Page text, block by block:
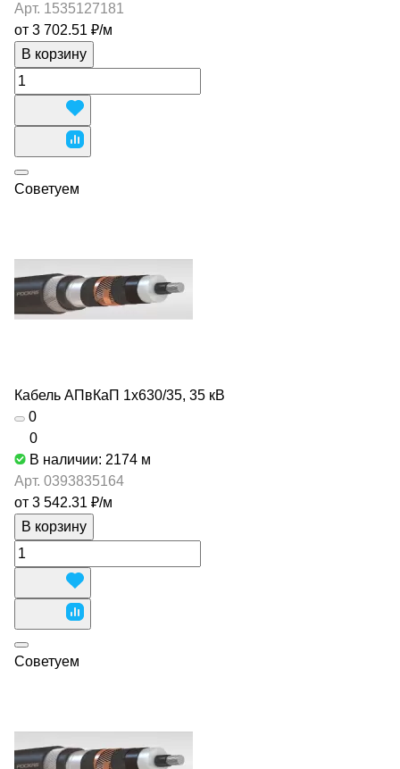
Арт. 1535127181
от 3 702.51 ₽/м
В корзину
Советуем
Кабель АПвКаП 1х630/35, 35 кВ
0
0
В наличии: 2174 м
Арт. 0393835164
от 3 542.31 ₽/м
В корзину
Советуем